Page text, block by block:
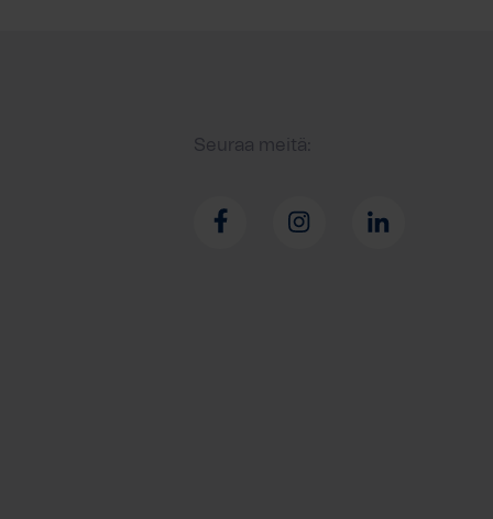
Seuraa meitä: